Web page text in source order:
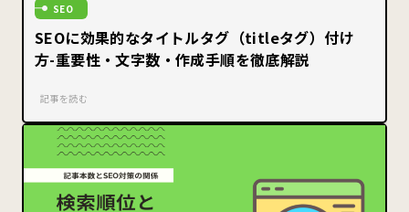
SEO
SEOに効果的なタイトルタグ（titleタグ）付け
方-重要性・文字数・作成手順を徹底解説
記事を読む